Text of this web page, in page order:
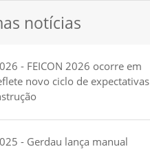
notícias
- FEICON 2026 ocorre em
novo ciclo de expectativas
- Gerdau lança manual